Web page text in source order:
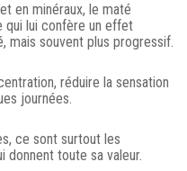
en minéraux, le maté
qui lui confère un effet
mais souvent plus progressif.
réduire la sensation
journées.
ce sont surtout les
donnent toute sa valeur.